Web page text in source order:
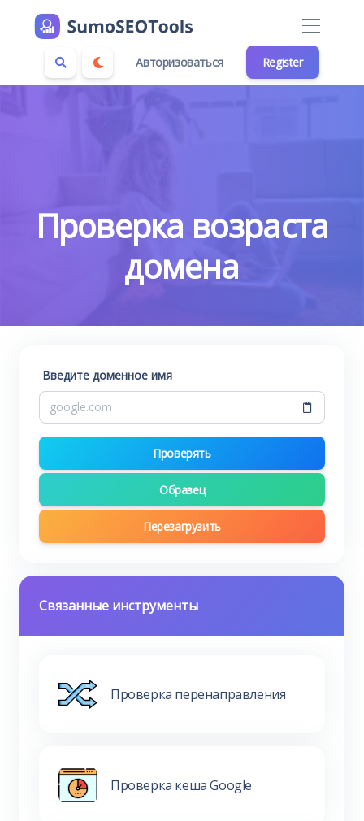
Авторизоваться Register
Проверка возраста
домена
Введите доменное имя
Проверять
Образец
Перезагрузить
Связанные инструменты
Проверка перенаправления
Проверка кеша Google